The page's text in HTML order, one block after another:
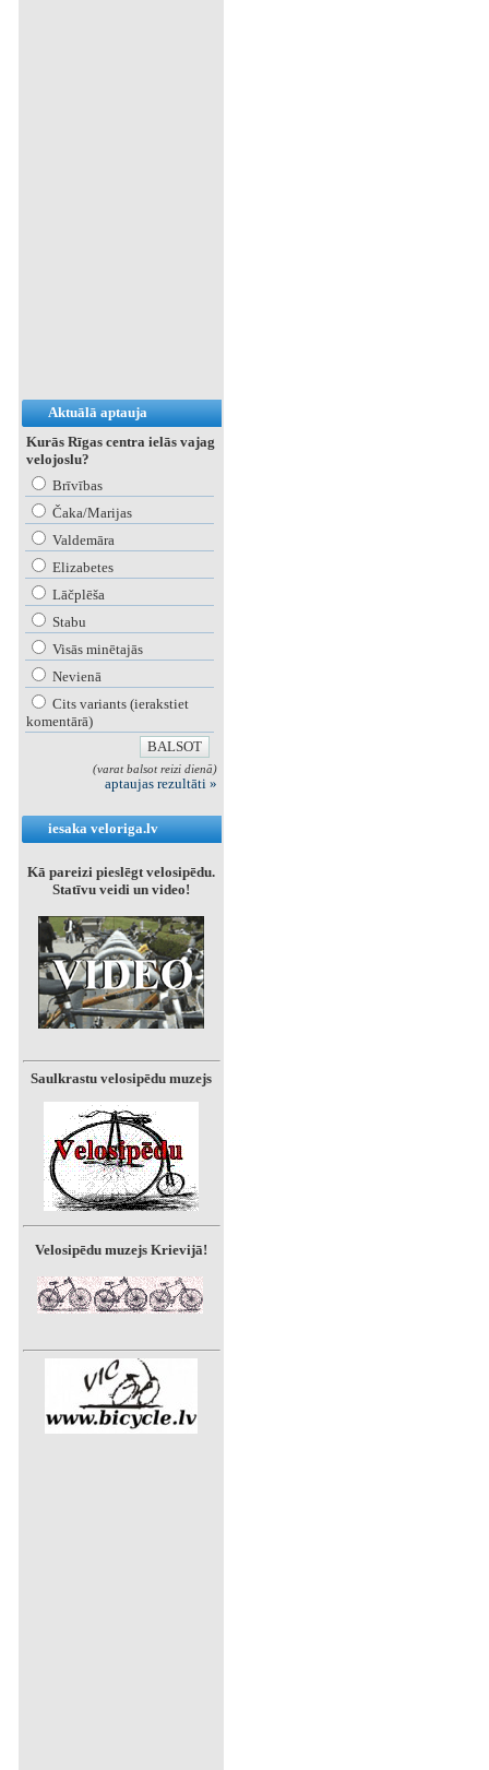
Aktuālā aptauja
Kurās Rīgas centra ielās vajag
velojoslu?
Brīvības
Čaka/Marijas
Valdemāra
Elizabetes
Lāčplēša
Stabu
Visās minētajās
Nevienā
Cits variants (ierakstiet
komentārā)
(varat balsot reizi dienā)
aptaujas rezultāti »
iesaka veloriga.lv
Kā pareizi pieslēgt velosipēdu.
Statīvu veidi un video!
Saulkrastu velosipēdu muzejs
Velosipēdu muzejs Krievijā!